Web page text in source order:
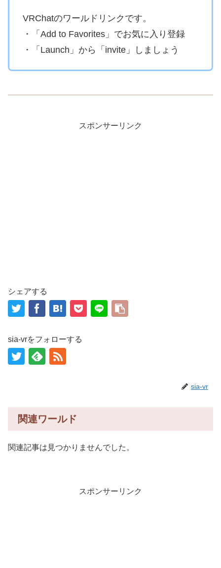
VRChatのワールドリンクです。
・「Add to Favorites」でお気に入り登録
・「Launch」から「invite」しましょう
スポンサーリンク
シェアする
sia-vrをフォローする
sia-vr
関連ワールド
関連記事は見つかりませんでした。
スポンサーリンク